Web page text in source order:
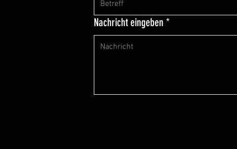
Nachricht eingeben